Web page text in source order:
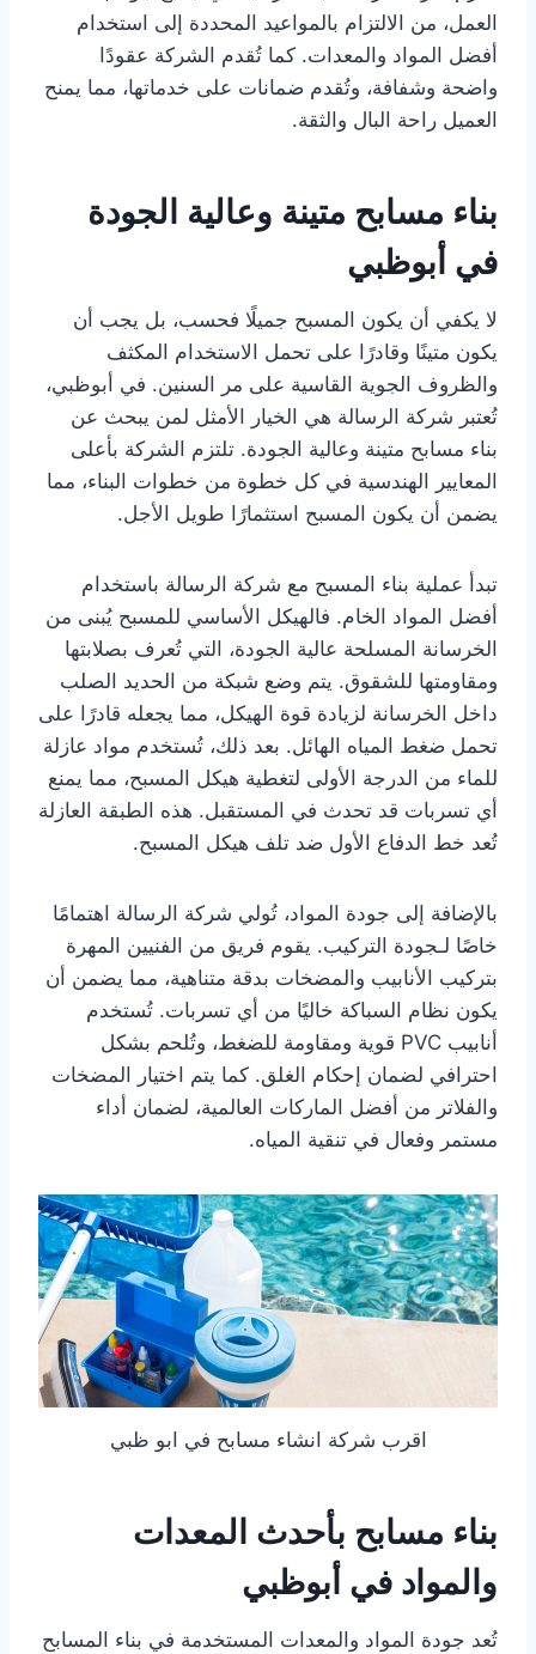
العمل، من الالتزام بالمواعيد المحددة إلى استخدام
أفضل المواد والمعدات. كما تُقدم الشركة عقودًا
واضحة وشفافة، وتُقدم ضمانات على خدماتها، مما يمنح
العميل راحة البال والثقة.
بناء مسابح متينة وعالية الجودة
في أبوظبي
لا يكفي أن يكون المسبح جميلًا فحسب، بل يجب أن
يكون متينًا وقادرًا على تحمل الاستخدام المكثف
والظروف الجوية القاسية على مر السنين. في أبوظبي،
تُعتبر شركة الرسالة هي الخيار الأمثل لمن يبحث عن
بناء مسابح متينة وعالية الجودة. تلتزم الشركة بأعلى
المعايير الهندسية في كل خطوة من خطوات البناء، مما
يضمن أن يكون المسبح استثمارًا طويل الأجل.
تبدأ عملية بناء المسبح مع شركة الرسالة باستخدام
أفضل المواد الخام. فالهيكل الأساسي للمسبح يُبنى من
الخرسانة المسلحة عالية الجودة، التي تُعرف بصلابتها
ومقاومتها للشقوق. يتم وضع شبكة من الحديد الصلب
داخل الخرسانة لزيادة قوة الهيكل، مما يجعله قادرًا على
تحمل ضغط المياه الهائل. بعد ذلك، تُستخدم مواد عازلة
للماء من الدرجة الأولى لتغطية هيكل المسبح، مما يمنع
أي تسربات قد تحدث في المستقبل. هذه الطبقة العازلة
تُعد خط الدفاع الأول ضد تلف هيكل المسبح.
بالإضافة إلى جودة المواد، تُولي شركة الرسالة اهتمامًا
خاصًا لـجودة التركيب. يقوم فريق من الفنيين المهرة
بتركيب الأنابيب والمضخات بدقة متناهية، مما يضمن أن
يكون نظام السباكة خاليًا من أي تسربات. تُستخدم
أنابيب PVC قوية ومقاومة للضغط، وتُلحم بشكل
احترافي لضمان إحكام الغلق. كما يتم اختيار المضخات
والفلاتر من أفضل الماركات العالمية، لضمان أداء
مستمر وفعال في تنقية المياه.
اقرب شركة انشاء مسابح في ابو ظبي
بناء مسابح بأحدث المعدات
والمواد في أبوظبي
تُعد جودة المواد والمعدات المستخدمة في بناء المسابح